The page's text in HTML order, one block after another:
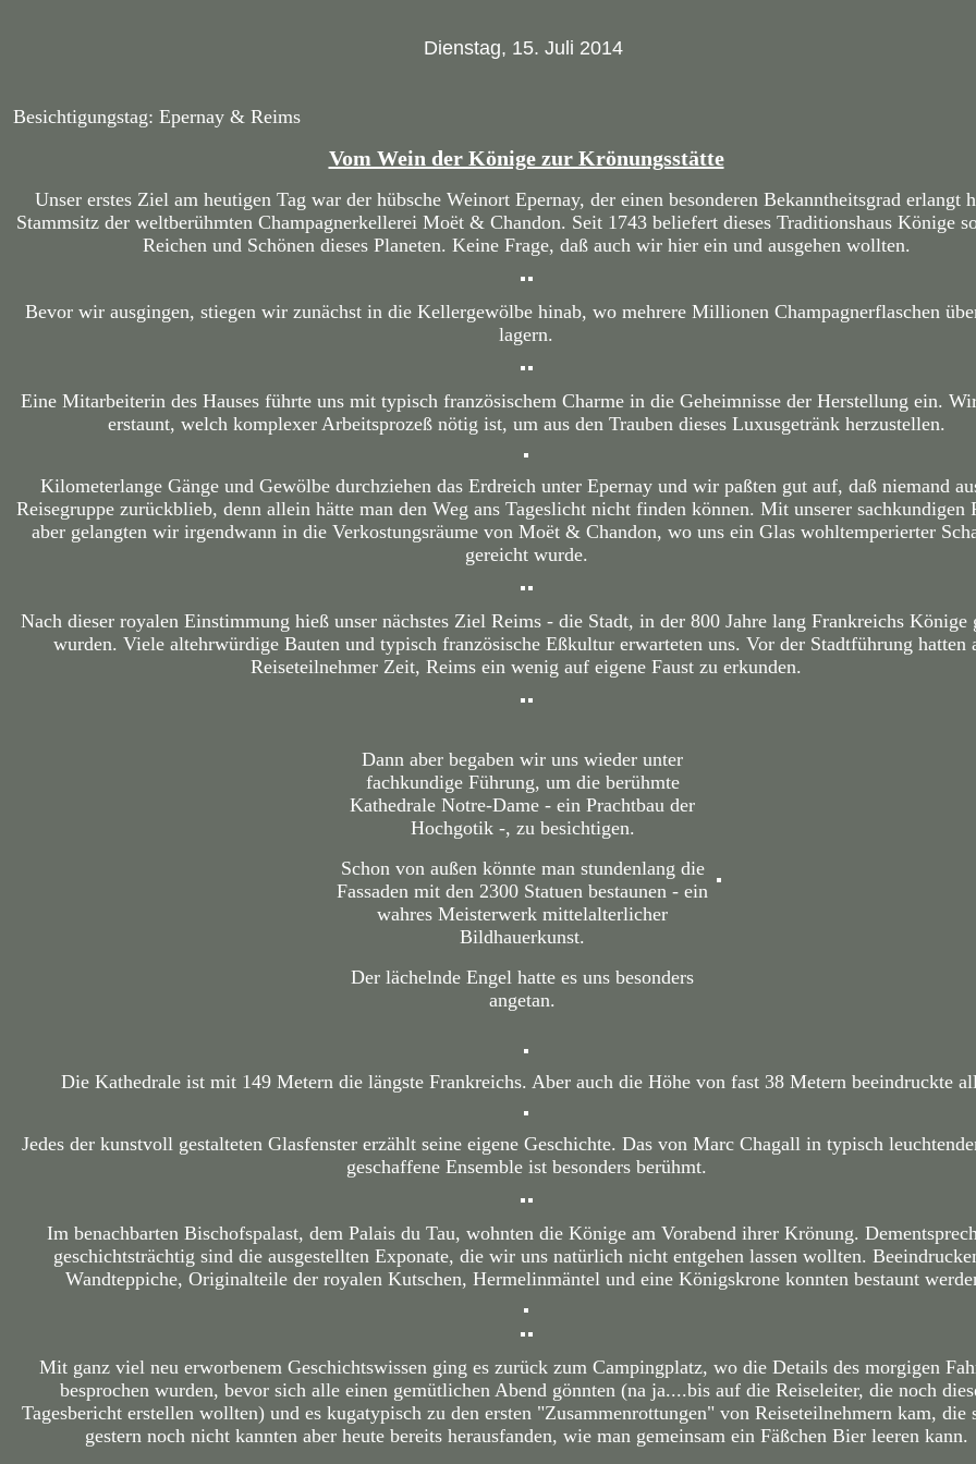
Dienstag, 15. Juli 2014
Besichtigungstag: Epernay & Reims
Vom Wein der Könige zur Krönungsstätte
Unser erstes Ziel am heutigen Tag war der hübsche Weinort Epernay, der einen besonderen Bekanntheitsgrad erlangt
Stammsitz der weltberühmten Champagnerkellerei Moët & Chandon. Seit 1743 beliefert dieses Traditionshaus Könige
Reichen und Schönen dieses Planeten. Keine Frage, daß auch wir hier ein und ausgehen wollten.
Bevor wir ausgingen, stiegen wir zunächst in die Kellergewölbe hinab, wo mehrere Millionen Champagnerflaschen
lagern.
Eine Mitarbeiterin des Hauses führte uns mit typisch französischem Charme in die Geheimnisse der Herstellung ein.
erstaunt, welch komplexer Arbeitsprozeß nötig ist, um aus den Trauben dieses Luxusgetränk herzustellen.
Kilometerlange Gänge und Gewölbe durchziehen das Erdreich unter Epernay und wir paßten gut auf, daß niemand
Reisegruppe zurückblieb, denn allein hätte man den Weg ans Tageslicht nicht finden können. Mit unserer sachkundigen
aber gelangten wir irgendwann in die Verkostungsräume von Moët & Chandon, wo uns ein Glas wohltemperierter
gereicht wurde.
Nach dieser royalen Einstimmung hieß unser nächstes Ziel Reims - die Stadt, in der 800 Jahre lang Frankreichs Könige
wurden. Viele altehrwürdige Bauten und typisch französische Eßkultur erwarteten uns. Vor der Stadtführung hatten
Reiseteilnehmer Zeit, Reims ein wenig auf eigene Faust zu erkunden.
Dann aber begaben wir uns wieder unter
fachkundige Führung, um die berühmte
Kathedrale Notre-Dame - ein Prachtbau der
Hochgotik -, zu besichtigen.
Schon von außen könnte man stundenlang die
Fassaden mit den 2300 Statuen bestaunen - ein
wahres Meisterwerk mittelalterlicher
Bildhauerkunst.
Der lächelnde Engel hatte es uns besonders
angetan.
Die Kathedrale ist mit 149 Metern die längste Frankreichs. Aber auch die Höhe von fast 38 Metern beeindruckte
Jedes der kunstvoll gestalteten Glasfenster erzählt seine eigene Geschichte. Das von Marc Chagall in typisch
geschaffene Ensemble ist besonders berühmt.
Im benachbarten Bischofspalast, dem Palais du Tau, wohnten die Könige am Vorabend ihrer Krönung.
geschichtsträchtig sind die ausgestellten Exponate, die wir uns natürlich nicht entgehen lassen wollten.
Wandteppiche, Originalteile der royalen Kutschen, Hermelinmäntel und eine Königskrone konnten bestaunt
Mit ganz viel neu erworbenem Geschichtswissen ging es zurück zum Campingplatz, wo die Details des morgigen
besprochen wurden, bevor sich alle einen gemütlichen Abend gönnten (na ja....bis auf die Reiseleiter, die noch
Tagesbericht erstellen wollten) und es kugatypisch zu den ersten "Zusammenrottungen" von Reiseteilnehmern kam, die
gestern noch nicht kannten aber heute bereits herausfanden, wie man gemeinsam ein Fäßchen Bier leeren kann.